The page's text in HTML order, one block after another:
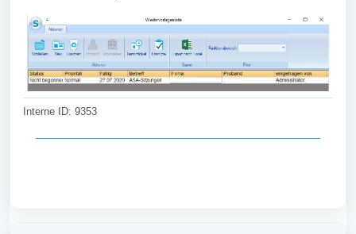
Interne ID: 9353